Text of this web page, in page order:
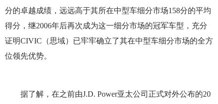
分的卓越成绩，远远高于其所在中型车细分市场158分的平均
得分，继2006年后再次成为这一细分市场的冠军车型，充分
证明CIVIC（思域）已牢牢确立了其在中型车细分市场的全方
位领先优势。
据了解，在之前由J.D. Power亚太公司正式对外公布的20